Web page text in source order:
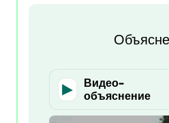
Видео-
объяснение